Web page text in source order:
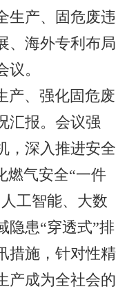
生产、固危废违
、海外专利布局
。
产、强化固危废
汇报。会议强
，深入推进安全
燃气安全“一件
工智能、大数
隐患“穿透式”排
措施，针对性精
产成为全社会的